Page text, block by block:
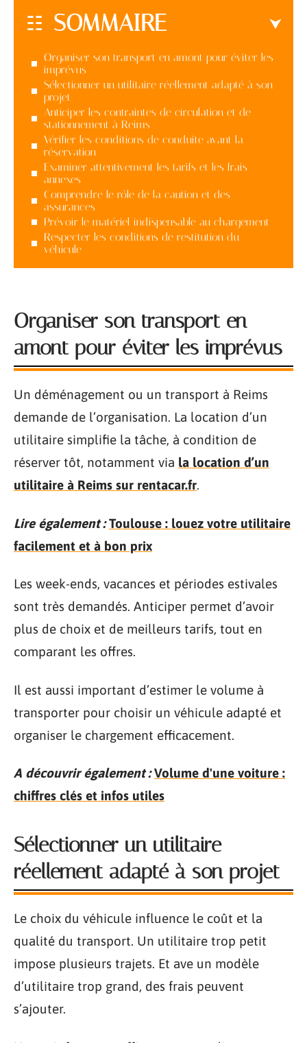
SOMMAIRE
Organiser son transport en amont pour éviter les
imprévus
Sélectionner un utilitaire réellement adapté à son
projet
Anticiper les contraintes de circulation et de
stationnement à Reims
Vérifier les conditions de conduite avant la
réservation
Examiner attentivement les tarifs et les frais
annexes
Comprendre le rôle de la caution et des
assurances
Prévoir le matériel indispensable au chargement
Respecter les conditions de restitution du
véhicule
Organiser son transport en
amont pour éviter les imprévus
Un déménagement ou un transport à Reims
demande de l’organisation. La location d’un
utilitaire simplifie la tâche, à condition de
réserver tôt, notamment via la location d’un
utilitaire à Reims sur rentacar.fr.
Lire également : Toulouse : louez votre utilitaire
facilement et à bon prix
Les week-ends, vacances et périodes estivales
sont très demandés. Anticiper permet d’avoir
plus de choix et de meilleurs tarifs, tout en
comparant les offres.
Il est aussi important d’estimer le volume à
transporter pour choisir un véhicule adapté et
organiser le chargement efficacement.
A découvrir également : Volume d'une voiture :
chiffres clés et infos utiles
Sélectionner un utilitaire
réellement adapté à son projet
Le choix du véhicule influence le coût et la
qualité du transport. Un utilitaire trop petit
impose plusieurs trajets. Et ave un modèle
d’utilitaire trop grand, des frais peuvent
s’ajouter.